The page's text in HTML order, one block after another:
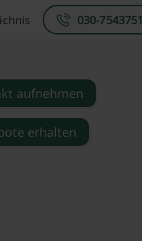
030-
aufnehmen
erhalten